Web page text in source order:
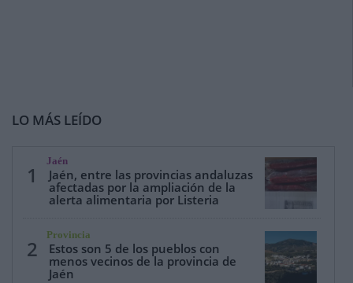
LO MÁS LEÍDO
1
Jaén
Jaén, entre las provincias andaluzas
afectadas por la ampliación de la
alerta alimentaria por Listeria
2
Provincia
Estos son 5 de los pueblos con
menos vecinos de la provincia de
Jaén